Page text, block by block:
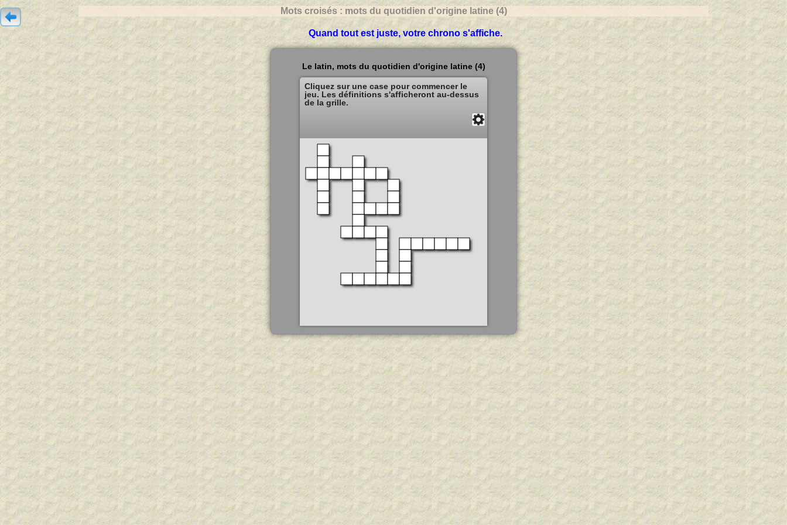
Mots croisés : mots du quotidien d'origine latine (4)
Quand tout est juste, votre chrono s'affiche.
Le latin, mots du quotidien d'origine latine (4)
Cliquez sur une case pour commencer le
jeu. Les définitions s'afficheront au-dessus
de la grille.
Fermer